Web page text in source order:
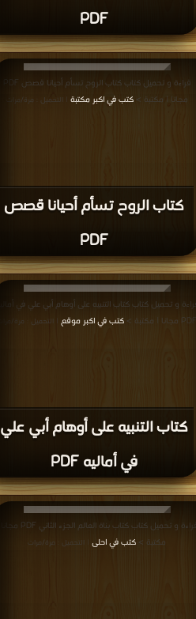
PDF
كتاب الروح تسأم أحيانا قصص
PDF
قراءة و تحميل كتاب كتاب الروح تسأم أحيانا قصص PDF
مجانا | مكتبة >كتب في اكبر مكتبة | التحميل : مرة/مرات
كتاب التنبيه على أوهام أبي علي
في أماليه PDF
و تحميل كتاب كتاب التنبيه على أوهام أبي علي في أماليه
PDF مجانا | مكتبة >
كتب في اكبر موقع | التحميل : مرة/مرات
قراءة و تحميل كتاب كتاب بناة العالم الجزء الثاني PDF مجانا |
مكتبة > كتب في احلى | التحميل : مرة/مرات